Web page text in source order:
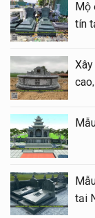
Mộ
tín
tại